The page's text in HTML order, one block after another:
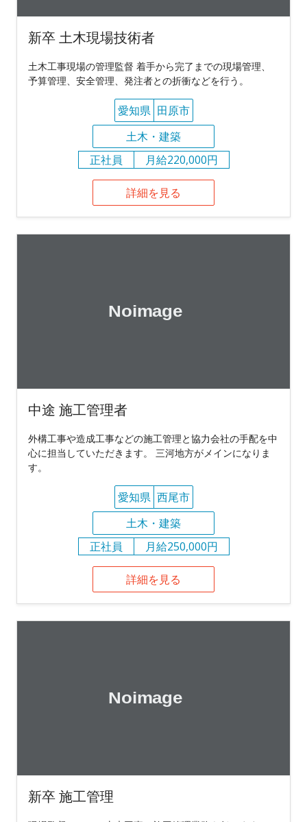
新卒 土木現場技術者
土木工事現場の管理監督 着手から完了までの現場管理、
予算管理、安全管理、発注者との折衝などを行う。
愛知県 田原市
土木・建築
正社員
月給220,000円
詳細を見る
中途 施工管理者
外構工事や造成工事などの施工管理と協力会社の手配を中
心に担当していただきます。 三河地方がメインになりま
す。
愛知県 西尾市
土木・建築
正社員
月給250,000円
詳細を見る
新卒 施工管理